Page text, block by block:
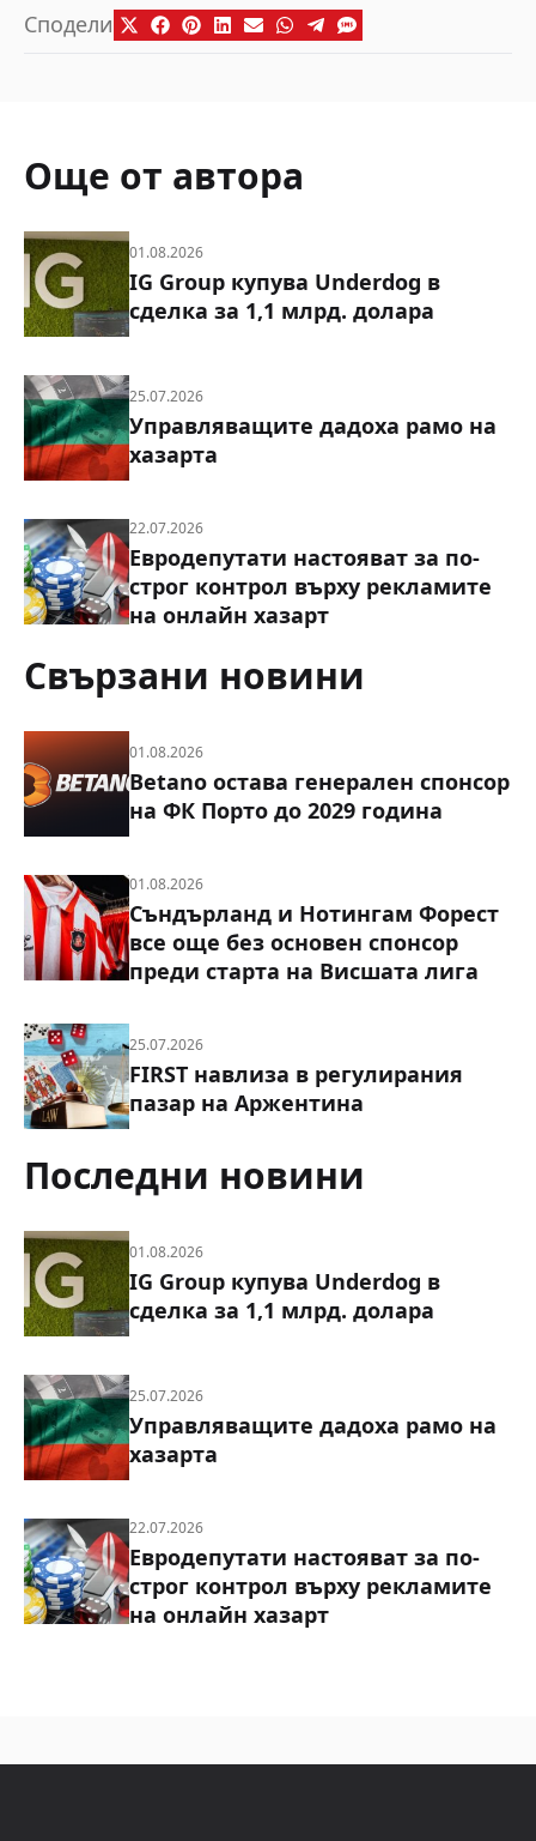
Сподели
Още от автора
01.08.2026
IG Group купува Underdog в
сделка за 1,1 млрд. долара
25.07.2026
Управляващите дадоха рамо на
хазарта
22.07.2026
Евродепутати настояват за по-
строг контрол върху рекламите
на онлайн хазарт
Свързани новини
01.08.2026
Betano остава генерален спонсор
на ФК Порто до 2029 година
01.08.2026
Съндърланд и Нотингам Форест
все още без основен спонсор
преди старта на Висшата лига
25.07.2026
FIRST навлиза в регулирания
пазар на Аржентина
Последни новини
01.08.2026
IG Group купува Underdog в
сделка за 1,1 млрд. долара
25.07.2026
Управляващите дадоха рамо на
хазарта
22.07.2026
Евродепутати настояват за по-
строг контрол върху рекламите
на онлайн хазарт